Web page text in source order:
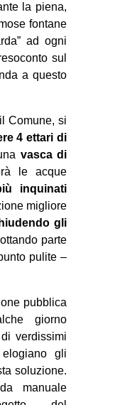
la piena,
fontane
ad ogni
sul
a questo
Comune, si
4 ettari di
vasca di
le acque
inquinati
migliore
gli
parte
pulite –
pubblica
giorno
verdissimi
gli
soluzione.
manuale